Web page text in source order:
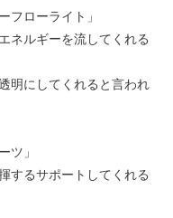
フローライト」
ネルギーを流してくれる
明にしてくれると言われ
ツ」
するサポートしてくれる